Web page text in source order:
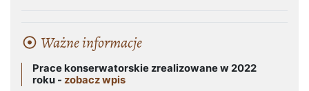
Ważne informacje
Prace konserwatorskie zrealizowane w 2022
roku - zobacz wpis